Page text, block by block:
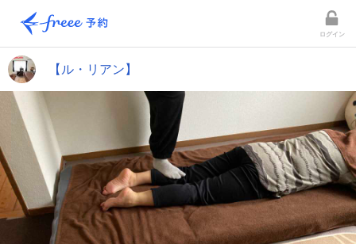
ログイン
【ル・リアン】